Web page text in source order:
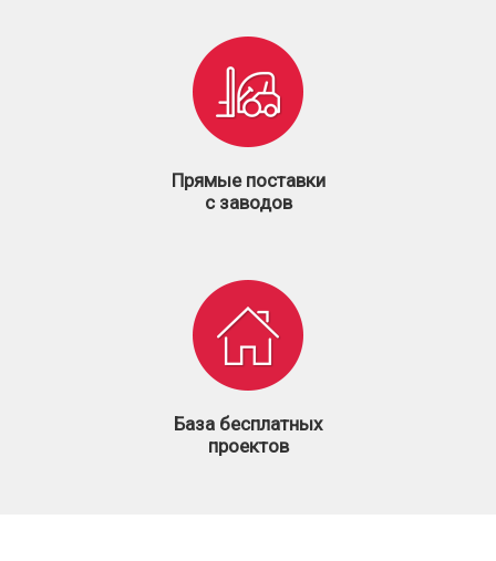
Прямые поставки
с заводов
База бесплатных
проектов